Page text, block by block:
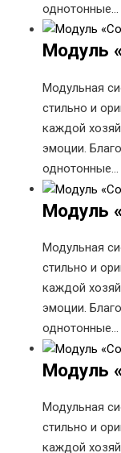
однотонные…
Модуль
Модульная
стильно и
каждой
эмоции.
однотонные…
Модуль
Модульная
стильно и
каждой
эмоции.
однотонные…
Модуль
Модульная
стильно и
каждой